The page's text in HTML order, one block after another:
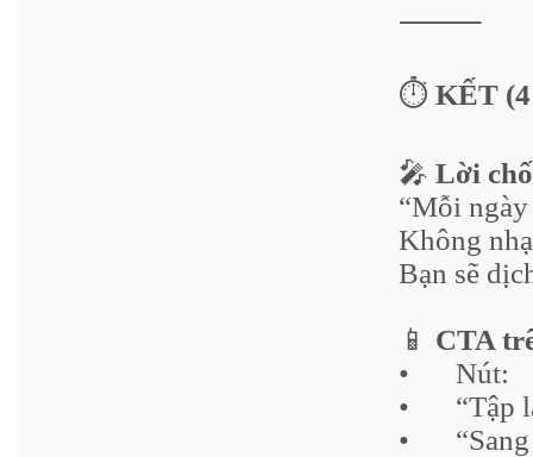
⸻
⏱️ KẾT
🎤 Lời
“Mỗi
Không
Bạn sẽ
📱 CTA
•
Nút:
•
“Tập
•